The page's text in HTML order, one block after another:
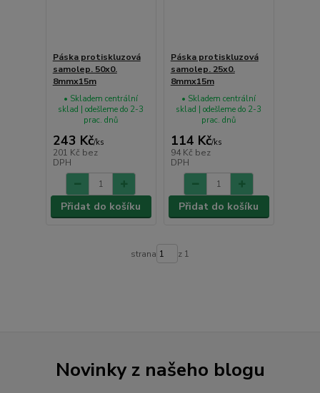
Páska protiskluzová
samolep. 50x0.
8mmx15m
243 Kč/ks
201 Kč bez
DPH
• Skladem centrální
sklad | odešleme do 2-3
prac. dnů
Přidat do košíku
Páska protiskluzová
samolep. 25x0.
8mmx15m
114 Kč/ks
94 Kč bez
DPH
• Skladem centrální
sklad | odešleme do 2-3
prac. dnů
Přidat do košíku
strana z 1
Novinky z našeho blogu